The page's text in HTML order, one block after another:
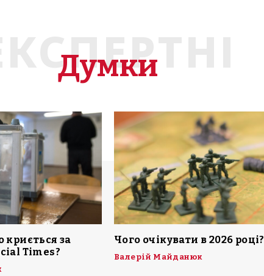
ЕКСПЕРТНІ
Думки
криється за
Times?
Чого очікувати в 2026 році?
Валерій Майданюк